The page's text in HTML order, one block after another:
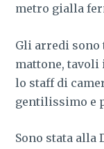
metro gialla
Gli arredi
mattone, tavoli
lo staff di
gentilissimo e
Sono stata alla